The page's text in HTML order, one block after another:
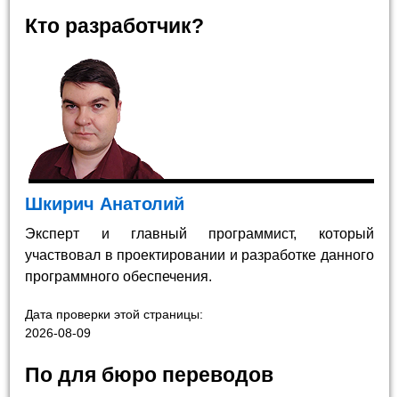
Кто разработчик?
Шкирич Анатолий
Эксперт и главный программист, который
участвовал в проектировании и разработке данного
программного обеспечения.
Дата проверки этой страницы:
2026-08-09
По для бюро переводов